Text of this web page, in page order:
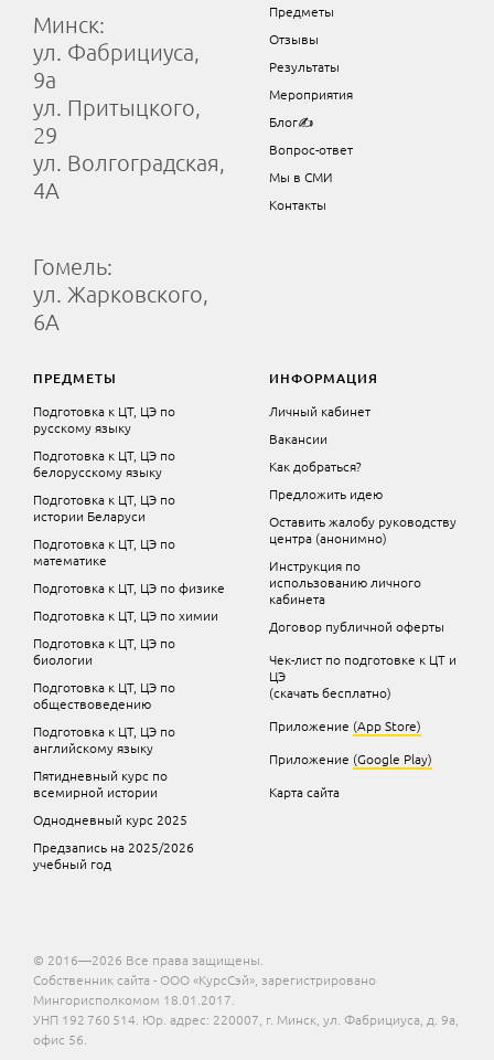
Минск:
ул. Фабрициуса,
9а
ул. Притыцкого,
29
ул. Волгоградская,
4А
Гомель:
ул. Жарковского,
6А
Предметы
Отзывы
Результаты
Мероприятия
Блог✍
Вопрос-ответ
Мы в СМИ
Контакты
ПРЕДМЕТЫ
Подготовка к ЦТ, ЦЭ по
русскому языку
Подготовка к ЦТ, ЦЭ по
белорусскому языку
Подготовка к ЦТ, ЦЭ по
истории Беларуси
Подготовка к ЦТ, ЦЭ по
математике
Подготовка к ЦТ, ЦЭ по физике
Подготовка к ЦТ, ЦЭ по химии
Подготовка к ЦТ, ЦЭ по
биологии
Подготовка к ЦТ, ЦЭ по
обществоведению
Подготовка к ЦТ, ЦЭ по
английскому языку
Пятидневный курс по
всемирной истории
Однодневный курс 2025
Предзапись на 2025/2026
учебный год
ИНФОРМАЦИЯ
Личный кабинет
Вакансии
Как добраться?
Предложить идею
Оставить жалобу руководству
центра (анонимно)
Инструкция по
использованию личного
кабинета
Договор публичной оферты
Чек-лист по подготовке к ЦТ и
ЦЭ
(скачать бесплатно)
Приложение (App Store)
Приложение (Google Play)
Карта сайта
© 2016—2026 Все права защищены.
Собственник сайта - ООО «КурсСэй», зарегистрировано
Мингорисполкомом 18.01.2017.
УНП 192 760 514. Юр. адрес: 220007, г. Минск, ул. Фабрициуса, д. 9а,
офис 56.